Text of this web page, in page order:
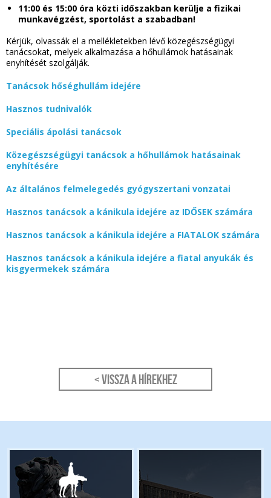
11:00 és 15:00 óra közti időszakban kerülje a fizikai
munkavégzést, sportolást a szabadban!
Kérjük, olvassák el a mellékletekben lévő közegészségügyi
tanácsokat, melyek alkalmazása a hőhullámok hatásainak
enyhítését szolgálják.
Tanácsok hőséghullám idejére
Hasznos tudnivalók
Speciális ápolási tanácsok
Közegészségügyi tanácsok a hőhullámok hatásainak
enyhítésére
Az általános felmelegedés gyógyszertani vonzatai
Hasznos tanácsok a kánikula idejére az IDŐSEK számára
Hasznos tanácsok a kánikula idejére a FIATALOK számára
Hasznos tanácsok a kánikula idejére a fiatal anyukák és
kisgyermekek számára
< Vissza a hírekhez